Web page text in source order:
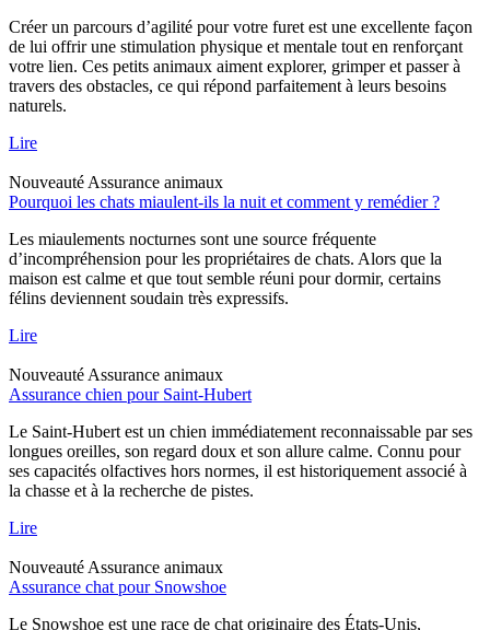
Créer un parcours d’agilité pour votre furet est une excellente façon
de lui offrir une stimulation physique et mentale tout en renforçant
votre lien. Ces petits animaux aiment explorer, grimper et passer à
travers des obstacles, ce qui répond parfaitement à leurs besoins
naturels.
Lire
Nouveauté Assurance animaux
Pourquoi les chats miaulent-ils la nuit et comment y remédier ?
Les miaulements nocturnes sont une source fréquente
d’incompréhension pour les propriétaires de chats. Alors que la
maison est calme et que tout semble réuni pour dormir, certains
félins deviennent soudain très expressifs.
Lire
Nouveauté Assurance animaux
Assurance chien pour Saint-Hubert
Le Saint-Hubert est un chien immédiatement reconnaissable par ses
longues oreilles, son regard doux et son allure calme. Connu pour
ses capacités olfactives hors normes, il est historiquement associé à
la chasse et à la recherche de pistes.
Lire
Nouveauté Assurance animaux
Assurance chat pour Snowshoe
Le Snowshoe est une race de chat originaire des États-Unis,